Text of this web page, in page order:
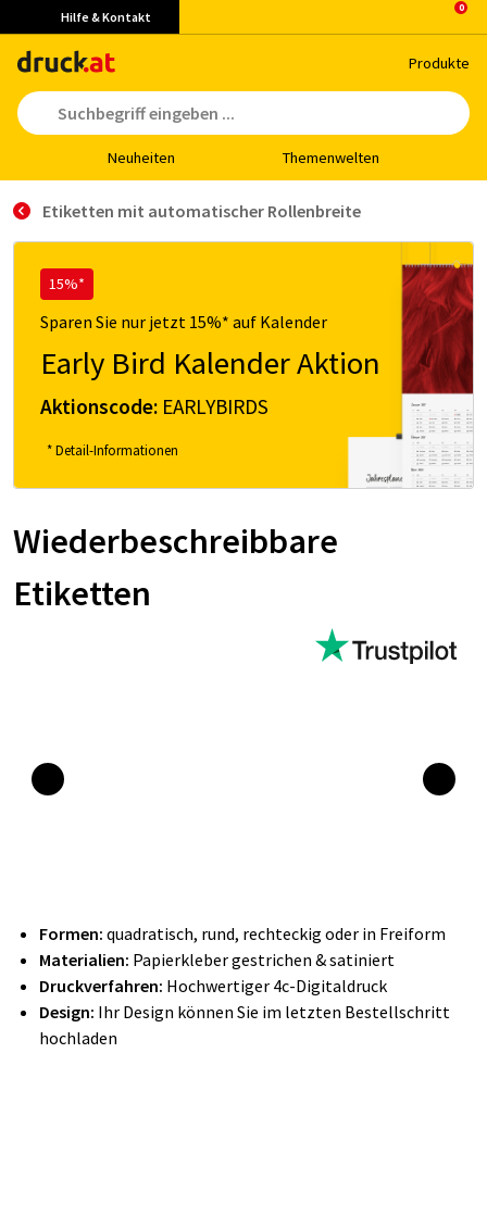
Hilfe & Kontakt
Pro­duk­te
Neu­hei­ten The­men­wel­ten
Etiketten mit automatischer Rollenbreite
15%*
Sparen Sie nur jetzt 15%* auf Kalender
Early Bird Kalender Aktion
Aktionscode: EARLYBIRDS
* Detail-Informationen
Wiederbeschreibbare
Etiketten
Formen: quadratisch, rund, rechteckig oder in Freiform
Materialien: Papierkleber gestrichen & satiniert
Druckverfahren: Hochwertiger 4c-Digitaldruck
Design: Ihr Design können Sie im letzten Bestellschritt
hochladen